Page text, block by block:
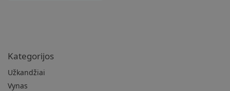
Kategorijos
Užkandžiai
Vynas